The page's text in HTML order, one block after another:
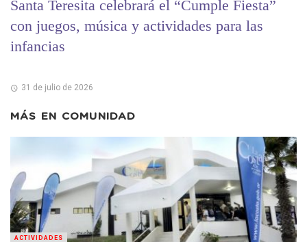
Santa Teresita celebrará el “Cumple Fiesta”
con juegos, música y actividades para las
infancias
31 de julio de 2026
MÁS EN COMUNIDAD
ACTIVIDADES